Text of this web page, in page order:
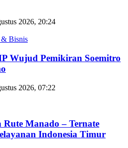
2026, 20:24
Bisnis
Wujud Pemikiran Soemitro
2026, 07:22
Rute Manado – Ternate
Indonesia Timur